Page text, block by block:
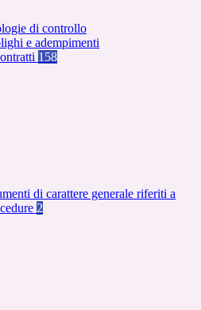
di controllo
e adempimenti
158
di carattere generale riferiti a
2